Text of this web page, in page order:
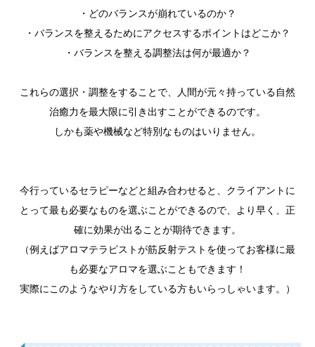
・どのバランスが崩れているのか？
・バランスを整えるためにアクセスするポイントはどこか？
・バランスを整える調整法は何が最適か？
これらの選択・調整をすることで、人間が元々持っている自然
治癒力を最大限に引き出すことができるのです。
しかも薬や機械など特別なものはいりません。
今行っているセラピーなどと組み合わせると、クライアントに
とって最も必要なものを選ぶことができるので、より早く、正
確に効果が出ることが期待できます。
（例えばアロマテラピストが筋反射テストを使ってお客様に最
も必要なアロマを選ぶこともできます！
実際にこのようなやり方をしている方もいらっしゃいます。）